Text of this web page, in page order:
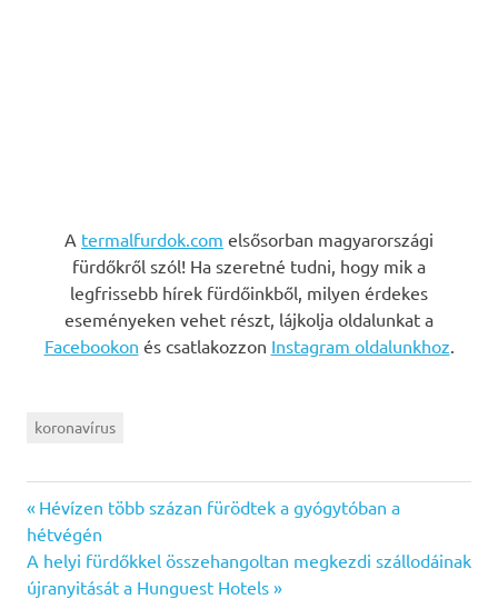
A termalfurdok.com elsősorban magyarországi
fürdőkről szól! Ha szeretné tudni, hogy mik a
legfrissebb hírek fürdőinkből, milyen érdekes
eseményeken vehet részt, lájkolja oldalunkat a
Facebookon és csatlakozzon Instagram oldalunkhoz.
koronavírus
Bejegyzés
navigáció
Previous
Post:
Hévízen több százan fürödtek a gyógytóban a
hétvégén
Next
Post:
A helyi fürdőkkel összehangoltan megkezdi szállodáinak
újranyitását a Hunguest Hotels